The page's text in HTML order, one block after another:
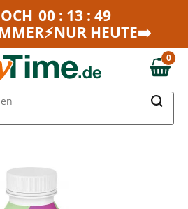
00 : 13 : 49
HEUTE➡️
0,00 €
0